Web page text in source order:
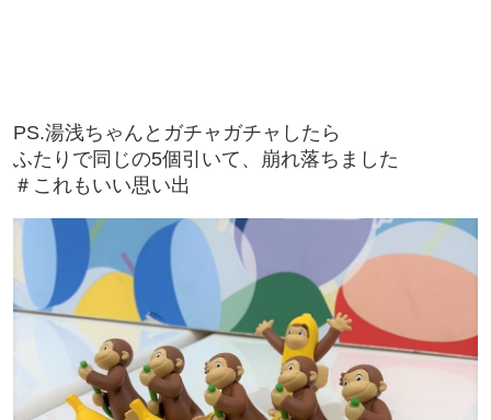
PS.湯浅ちゃんとガチャガチャしたら
ふたりで同じの5個引いて、崩れ落ちました
＃これもいい思い出